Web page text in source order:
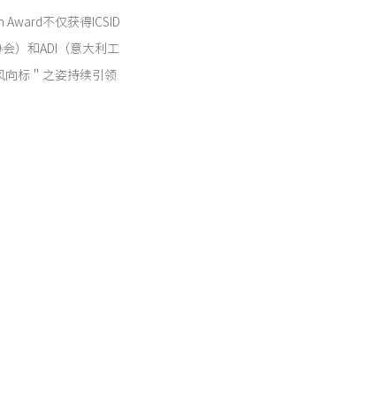
Award不仅获得ICSID
）和ADI（意大利工
向标＂之姿持续引领